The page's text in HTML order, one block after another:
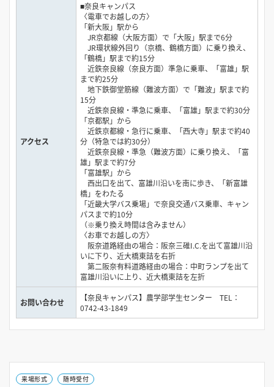
アクセス
■奈良キャンパス
〈電車でお越しの方〉
「新大阪」駅から
JR京都線（大阪方面）で「大阪」駅まで6分
JR環状線外回り（京橋、鶴橋方面）に乗り換え、
「鶴橋」駅まで約15分
近鉄奈良線（奈良方面）準急に乗車、「富雄」駅
まで約25分
地下鉄御堂筋線（難波方面）で「難波」駅まで約
15分
近鉄奈良線・準急に乗車、「富雄」駅まで約30分
「京都駅」から
近鉄京都線・急行に乗車、「西大寺」駅まで約40
分（特急では約30分）
近鉄奈良線・準急（難波方面）に乗り換え、「富
雄」駅まで約7分
「富雄駅」から
西出口を出て、富雄川沿いを南に歩き、「新富雄
橋」をわたる
「近畿大学バス乗場」で奈良交通バス乗車、キャン
パスまで約10分
（※乗り換え時間は含みません）
〈お車でお越しの方〉
阪奈道路経由の場合：阪奈三碓I.C.を出て富雄川沿
いに下り、近大橋東詰を右折
第二阪奈有料道路経由の場合：中町ランプを出て
富雄川沿いに上り、近大橋東詰を左折
お問い合わせ
【奈良キャンパス】農学部学生センター TEL：
0742-43-1849
来場形式 随時受付